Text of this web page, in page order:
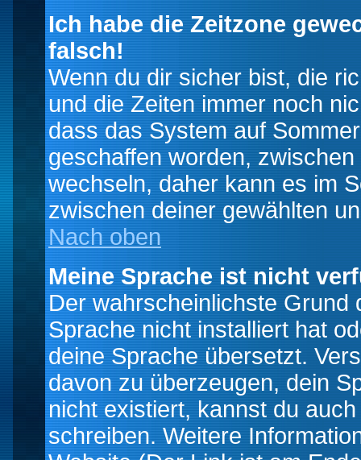
Ich habe die Zeitzone
falsch!
Wenn du dir sicher bist, die
und die Zeiten immer noch
dass das System auf
geschaffen worden,
wechseln, daher kann es im
zwischen deiner gewählten
Nach oben
Meine Sprache ist nicht
Der wahrscheinlichste Grund
Sprache nicht installiert hat
deine Sprache übersetzt.
davon zu überzeugen, dein
nicht existiert, kannst du
schreiben. Weitere